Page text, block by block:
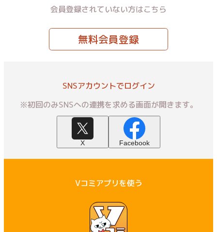
会員登録されていない方はこちら
無料会員登録
SNSアカウントでログイン
※初回のみSNSへの連携を求める画面が開きます。
X Facebook
Vコミアプリを使う